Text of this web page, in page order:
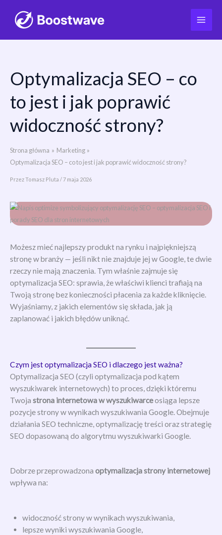
Przejdź
treści
Optymalizacja SEO – co
to jest i jak poprawić
widoczność strony?
Strona główna
Marketing
Optymalizacja SEO – co to jest i jak poprawić widoczność strony?
PrzezTomasz Pluta /7 maja 2026
Możesz mieć najlepszy produkt na rynku i najpiękniejszą
stronę w branży — jeśli nikt nie znajduje jej w Google, te dwie
rzeczy nie mają znaczenia. Tym właśnie zajmuje się
optymalizacja SEO: sprawia, że właściwi klienci trafiają na
Twoją stronę bez konieczności płacenia za każde kliknięcie.
Wyjaśniamy, z jakich elementów się składa, jak ją
zaplanować i jakich błędów uniknąć.
Czym jest optymalizacja SEO i dlaczego jest ważna?
Optymalizacja SEO (czyli optymalizacja pod kątem
wyszukiwarek internetowych) to proces, dzięki któremu
Twoja strona internetowa w wyszukiwarceosiąga lepsze
pozycje strony w wynikach wyszukiwania Google. Obejmuje
działania SEO techniczne, optymalizację treści oraz strategię
SEO dopasowaną do algorytmu wyszukiwarki Google.
Dobrze przeprowadzona optymalizacja strony internetowej
wpływa na:
widoczność strony w wynikach wyszukiwania,
lepsze wyniki wyszukiwania Google,